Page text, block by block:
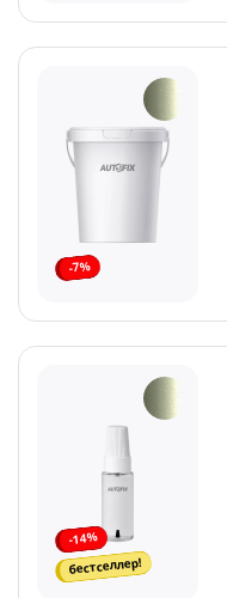
-7%
-14%
бестселлер!